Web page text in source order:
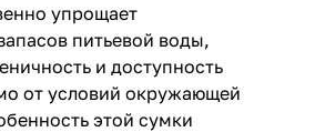
упрощает
питьевой воды,
и доступность
от условий окружающей
этой сумки